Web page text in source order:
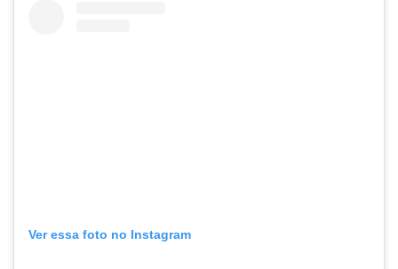
Ver essa foto no Instagram